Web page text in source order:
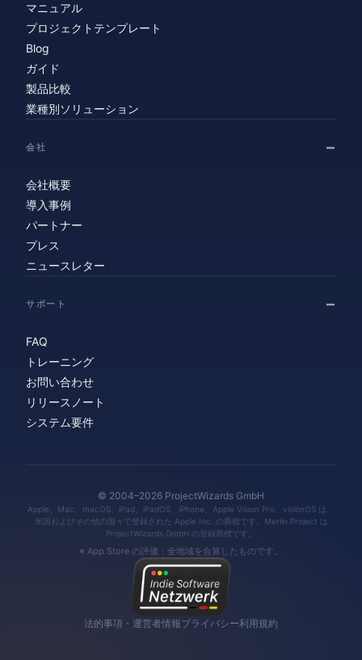
マニュアル
プロジェクトテンプレート
Blog
ガイド
製品比較
業種別ソリューション
会社
会社概要
導入事例
パートナー
プレス
ニュースレター
サポート
FAQ
トレーニング
お問い合わせ
リリースノート
システム要件
© 2004–2026 ProjectWizards GmbH
Apple、Mac、macOS、iPad、iPadOS、iPhone、Apple Vision Pro、visionOS は、
米国およびその他の国々で登録された Apple Inc. の商標です。Merlin Project は
ProjectWizards GmbH の登録商標です。
※ App Store の評価：全地域を合算したものです。
法的事項・運営者情報プライバシー利用規約